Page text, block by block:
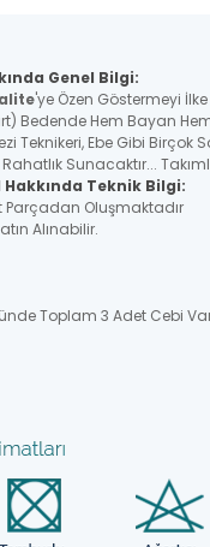
Genel Bilgi:
'ye Özen Göstermeyi
Bedende Hem Bayan
Teknikeri, Ebe Gibi
Sunacaktır...
Teknik Bilgi:
Parçadan Oluşmaktadır
Alınabilir.
Toplam 3 Adet Cebi